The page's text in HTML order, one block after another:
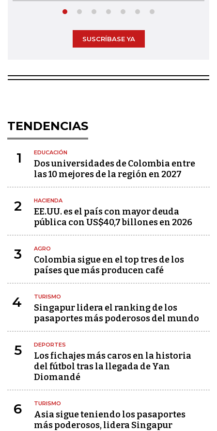
SUSCRÍBASE YA
TENDENCIAS
1 EDUCACIÓN
Dos universidades de Colombia entre
las 10 mejores de la región en 2027
2 HACIENDA
EE.UU. es el país con mayor deuda
pública con US$40,7 billones en 2026
3 AGRO
Colombia sigue en el top tres de los
países que más producen café
4 TURISMO
Singapur lidera el ranking de los
pasaportes más poderosos del mundo
5 DEPORTES
Los fichajes más caros en la historia
del fútbol tras la llegada de Yan
Diomandé
6 TURISMO
Asia sigue teniendo los pasaportes
más poderosos, lidera Singapur